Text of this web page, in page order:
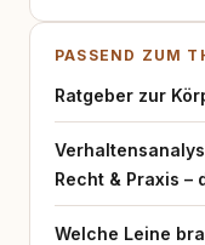
PASSEND ZUM
Ratgeber zur
Recht & Praxis –
Welche Leine